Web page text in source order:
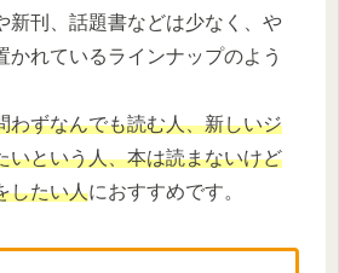
新刊、話題書などは少なく、や
かれているラインナップのよう
わずなんでも読む人、新しいジ
いという人、本は読まないけど
したい人におすすめです。